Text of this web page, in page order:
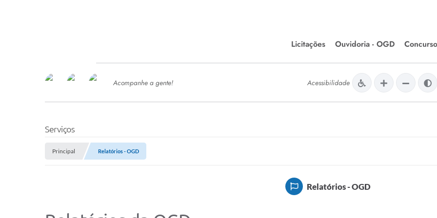
Licitações
Editais de Licitações
Chamamentos Públicos
Ouvidoria - OGD
SERVIÇOS
SEMED
Processo de Contratação -
Meio Ambiente
Normas Jurídicas
Acompanhe a gente! Acessibilidade
Serviços
Principal Relatórios - OGD
Relatórios - OGD